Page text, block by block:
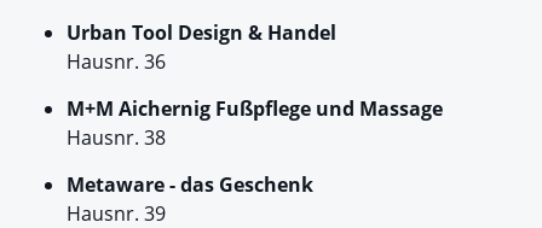
Urban Tool Design & Handel
Hausnr. 36
M+M Aichernig Fußpflege und Massage
Hausnr. 38
Metaware - das Geschenk
Hausnr. 39